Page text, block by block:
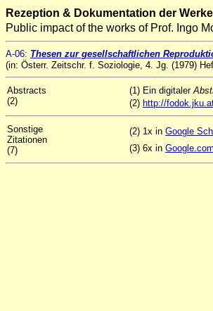
Rezeption & Dokumentation der
Public impact of the works of Prof. Ingo
A-06: Thesen zur gesellschaftlichen
(in: Österr. Zeitschr. f. Soziologie, 4. Jg. (1979)
Abstracts
(2)
(1) Ein digitaler
(2) http://
Sonstige
Zitationen
(7)
(2) 1x in Google
(3) 6x in Google.com